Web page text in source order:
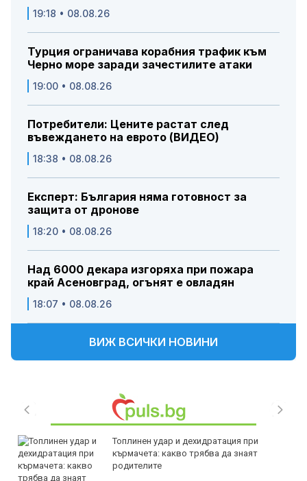
19:18 • 08.08.26
Турция ограничава корабния трафик към
Черно море заради зачестилите атаки
19:00 • 08.08.26
Потребители: Цените растат след
въвеждането на еврото (ВИДЕО)
18:38 • 08.08.26
Експерт: България няма готовност за
защита от дронове
18:20 • 08.08.26
Над 6000 декара изгоряха при пожара
край Асеновград, огънят е овладян
18:07 • 08.08.26
ВИЖ ВСИЧКИ НОВИНИ
Топлинен удар и дехидратация при
кърмачета: какво трябва да знаят
родителите